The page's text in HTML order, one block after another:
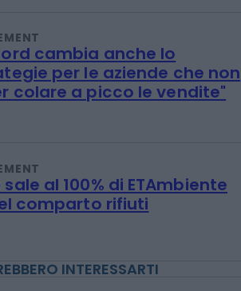
cambia anche lo
per le aziende che non
colare a picco le vendite"
al 100% di ETAmbiente
comparto rifiuti
INTERESSARTI